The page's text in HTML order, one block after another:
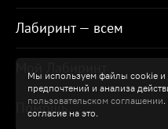
Мы используем файлы cookie и
предпочтений и анализа
пользовательском соглашении
согласие на это.
Лабиринт — всем
Помощь